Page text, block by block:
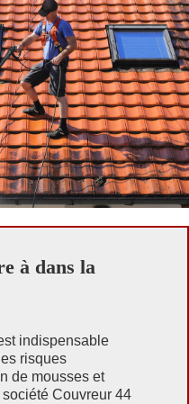
à dans la
indispensable
risques
de mousses et
Couvreur 44